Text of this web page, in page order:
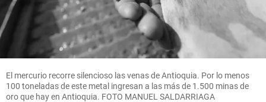
El mercurio recorre silencioso las venas de Antioquia. Por lo menos
100 toneladas de este metal ingresan a las más de 1.500 minas de
oro que hay en Antioquia. FOTO MANUEL SALDARRIAGA